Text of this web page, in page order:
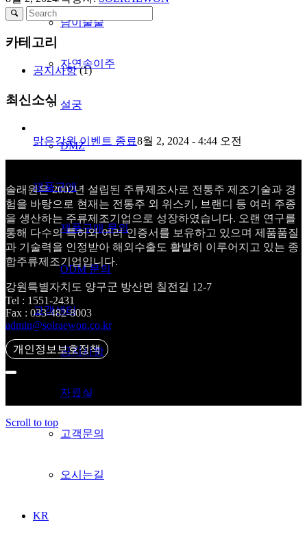
남이술술
자연송이주
설궁
DMZ
제품구매
제품구매 문의
ODM 문의
고객센터
공지사항
자료실
고객문의
오시는길
KR
카테고리
공지사항(1)
최신소식
맑은강원 이벤트 종료8월 2, 2024 - 4:44 오전
솔래원은 2002년 설립된 주류제조사로 전통주 제조기술과 경
험을 바탕으로 현재는 전통주 외 위스키, 브랜디 등 여러 주종
을 생산하는 주류제조기업으로 성장하였습니다. 오랜 연구를
통해 다수의 특허와 여러 인증서를 보유하고 있으며 제품품질
과 기술력을 인정받아 해외수출도 활발히 이루어지고 있는 종
합주류제조기업입니다.
강원특별자치도 양구군 방산면 칠전길 12-7
Tel : 1551-2431
Fax : 033-482-8003
admin@solraewon.co.kr
개인정보보호정책
Copyright ⓒ 2024 SOLRAEWON All Rights Reserved
Scroll to top